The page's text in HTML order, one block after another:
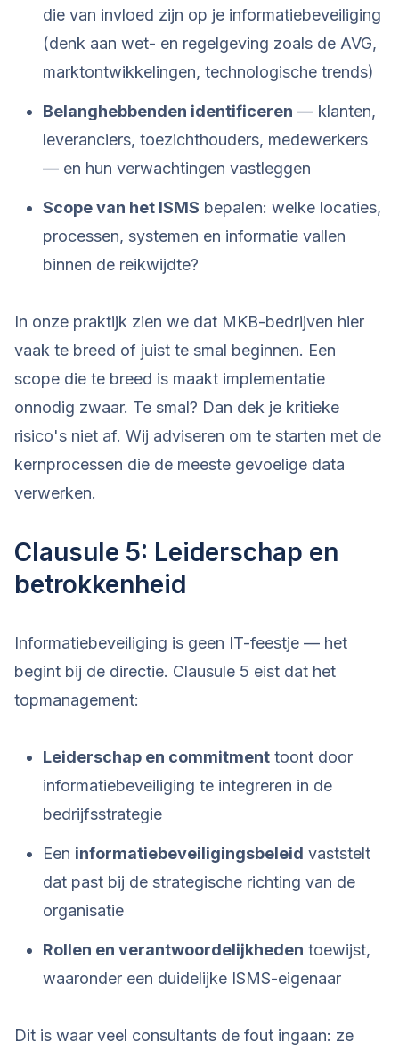
die van invloed zijn op je informatiebeveiliging
(denk aan wet- en regelgeving zoals de AVG,
marktontwikkelingen, technologische trends)
Belanghebbenden identificeren — klanten,
leveranciers, toezichthouders, medewerkers
— en hun verwachtingen vastleggen
Scope van het ISMS bepalen: welke locaties,
processen, systemen en informatie vallen
binnen de reikwijdte?
In onze praktijk zien we dat MKB-bedrijven hier
vaak te breed of juist te smal beginnen. Een
scope die te breed is maakt implementatie
onnodig zwaar. Te smal? Dan dek je kritieke
risico's niet af. Wij adviseren om te starten met de
kernprocessen die de meeste gevoelige data
verwerken.
Clausule 5: Leiderschap en
betrokkenheid
Informatiebeveiliging is geen IT-feestje — het
begint bij de directie. Clausule 5 eist dat het
topmanagement:
Leiderschap en commitment toont door
informatiebeveiliging te integreren in de
bedrijfsstrategie
Een informatiebeveiligingsbeleid vaststelt
dat past bij de strategische richting van de
organisatie
Rollen en verantwoordelijkheden toewijst,
waaronder een duidelijke ISMS-eigenaar
Dit is waar veel consultants de fout ingaan: ze